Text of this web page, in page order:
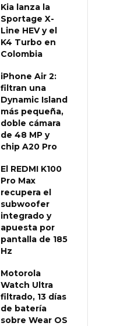
Kia lanza la
Sportage X-
Line HEV y el
K4 Turbo en
Colombia
iPhone Air 2:
filtran una
Dynamic Island
más pequeña,
doble cámara
de 48 MP y
chip A20 Pro
El REDMI K100
Pro Max
recupera el
subwoofer
integrado y
apuesta por
pantalla de 185
Hz
Motorola
Watch Ultra
filtrado, 13 días
de batería
sobre Wear OS